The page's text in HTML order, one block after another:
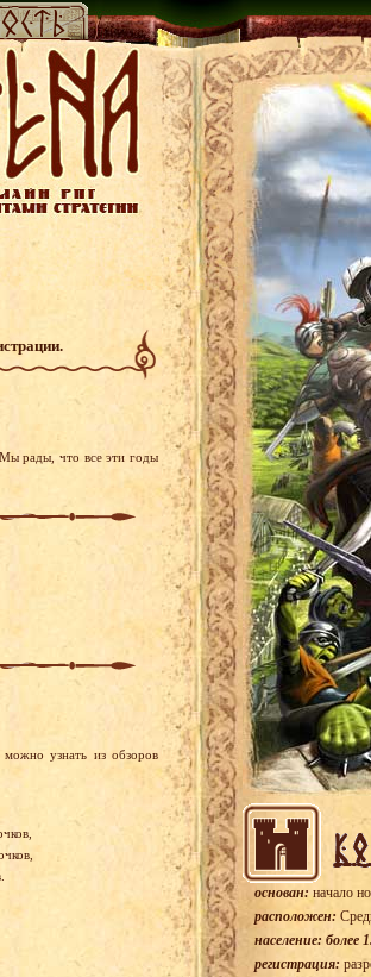
рады, что все эти годы
узнать из обзоров
основан: начало
расположен:
население: более
регистрация: